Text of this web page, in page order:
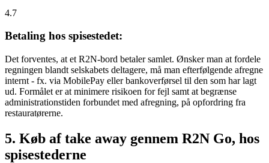
4.7
Betaling hos spisestedet:
Det forventes, at et R2N-bord betaler samlet. Ønsker man at fordele
regningen blandt selskabets deltagere, må man efterfølgende afregne
internt - fx. via MobilePay eller bankoverførsel til den som har lagt
ud. Formålet er at minimere risikoen for fejl samt at begrænse
administrationstiden forbundet med afregning, på opfordring fra
restauratørerne.
5. Køb af take away gennem R2N Go, hos
spisestederne